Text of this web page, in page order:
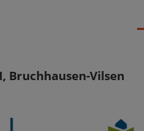
Bruchhausen-Vilsen